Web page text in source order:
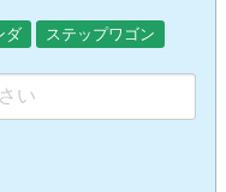
ダ ステップワゴン